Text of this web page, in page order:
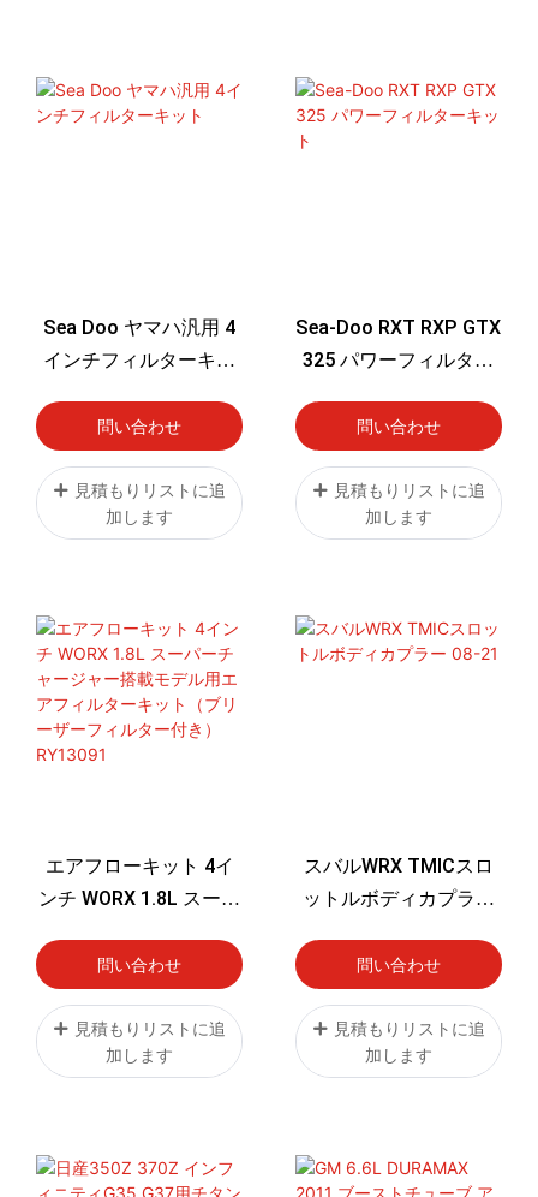
Sea Doo ヤマハ汎用 4
インチフィルターキッ
問い合わせ
見積もりリストに追
加します
Sea-Doo RXT RXP GTX
325 パワーフィルター
問い合わせ
見積もりリストに追
加します
エアフローキット 4イ
ンチ WORX 1.8L スーパ
デル用エアフィルター
キット（ブリーザーフ
ィルター付き）
RY13091
問い合わせ
見積もりリストに追
加します
スバルWRX TMICスロ
ットルボディカプラー
問い合わせ
見積もりリストに追
加します